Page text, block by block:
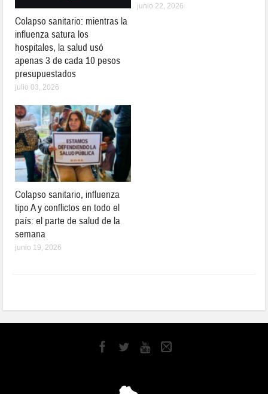
Colapso sanitario: mientras la
influenza satura los
hospitales, la salud usó
apenas 3 de cada 10 pesos
presupuestados
julio 03, 2026
junio 22, 2026
Colapso sanitario, influenza
tipo A y conflictos en todo el
país: el parte de salud de la
semana
junio 19, 2026